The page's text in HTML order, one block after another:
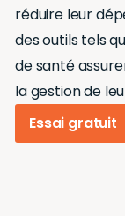
réduire leur
des outils tels
de santé
la gestion de
Essai gratuit